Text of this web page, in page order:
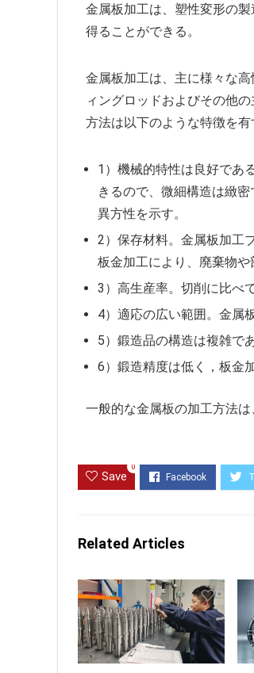
金属板加工は、塑性変形の
得ることができる。
金属板加工は、主に様々な
ィングロッドおよびその他
方法は以下のような特徴を有
1）機械的特性は良好であ
きるので、微細構造は緻
異方性を示す。
2）保存材料。金属板加工
板金加工により、廃棄物や
3）高生産率。切削に比べ
4）適応の広い範囲。金属
5）鍛造品の構造は複雑で
6）鍛造精度は低く，板金
一般的な金属板の加工方法
Save
0
Related Articles